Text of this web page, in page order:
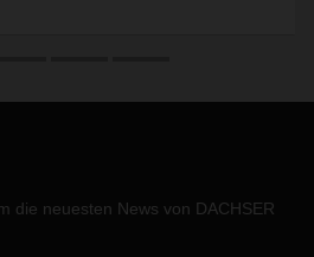
die neuesten News von DACHSER